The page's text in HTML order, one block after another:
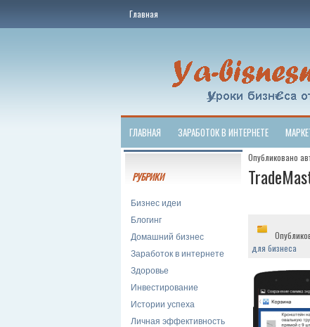
Главная
ГЛАВНАЯ ЗАРАБОТОК В ИНТЕРНЕТЕ
РУБРИКИ
Бизнес идеи
Блогинг
Домашний бизнес
Заработок в интернете
Здоровье
Инвестирование
Истории успеха
Личная эффективность
Опубликовано
для бизнеса